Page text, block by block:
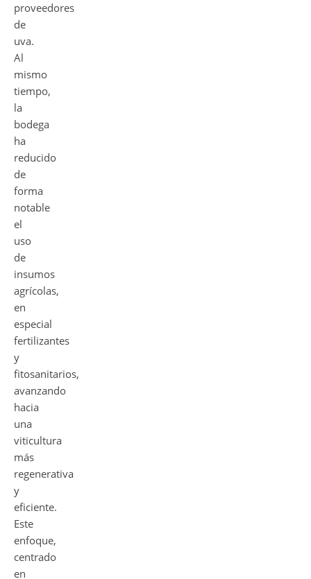
proveedores
de
uva.
Al
mismo
tiempo,
la
bodega
ha
reducido
de
forma
notable
el
uso
de
insumos
agrícolas,
en
especial
fertilizantes
y
fitosanitarios,
avanzando
hacia
una
viticultura
más
regenerativa
y
eficiente.
Este
enfoque,
centrado
en